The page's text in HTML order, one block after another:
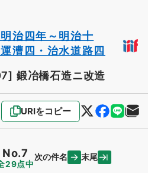
治四年～明治十
漕四・治水道路四
鍛冶橋石造ニ改造
URIをコピー
No.7
29点中
次の件名 末尾